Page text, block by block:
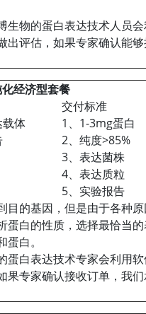
生物的蛋白表达技术人员
出评估，如果专家确认能
经济型套餐
交付标准
体
1、1-3mg蛋白
2、纯度>85%
3、表达菌株
4、表达质粒
5、实验报告
目的基因，但是由于各种
蛋白的性质，选择最恰当
白。
蛋白表达技术专家会利用
果专家确认接收订单，我